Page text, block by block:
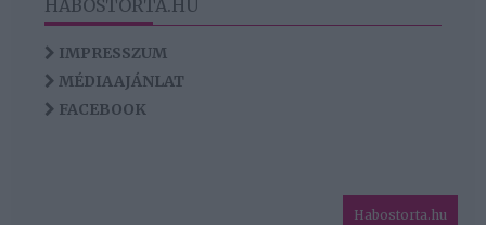
HABOSTORTA.HU
IMPRESSZUM
MÉDIAAJÁNLAT
FACEBOOK
Habostorta.hu